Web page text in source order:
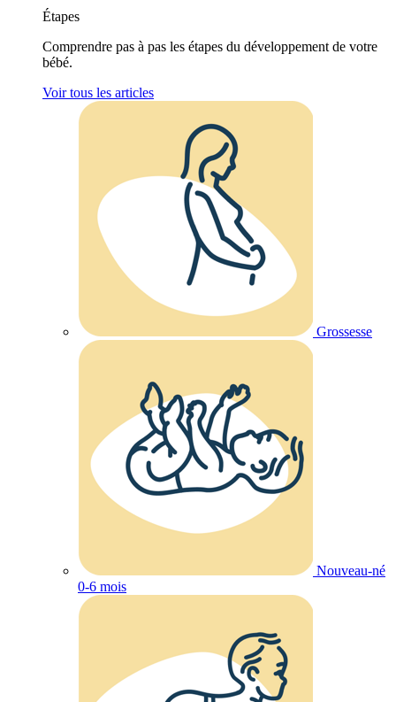
Étapes
Comprendre pas à pas les étapes du développement de votre
bébé.
Voir tous les articles
Grossesse
Nouveau-né
0-6 mois